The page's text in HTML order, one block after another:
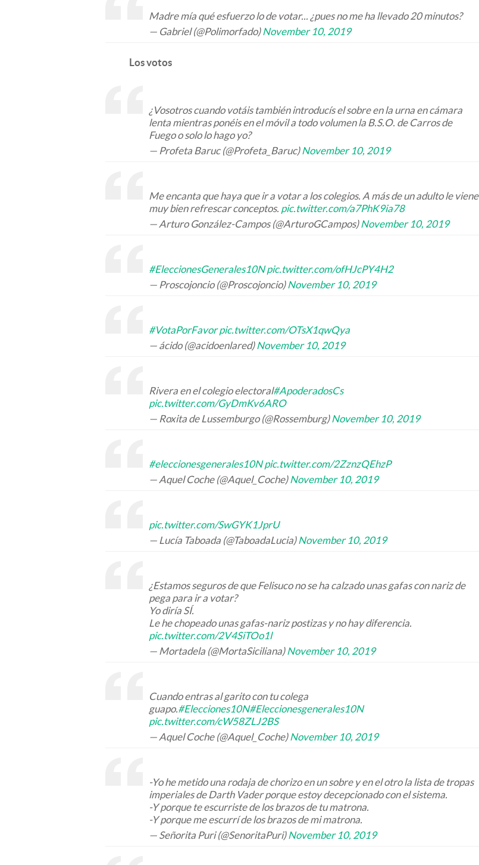
Madre mía qué esfuerzo lo de votar... ¿pues no me ha llevado 20 minutos?
— Gabriel (@Polimorfado)November 10, 2019
Los votos
¿Vosotros cuando votáis también introducís el sobre en la urna en cámara
lenta mientras ponéis en el móvil a todo volumen la B.S.O. de Carros de
Fuego o solo lo hago yo?
— Profeta Baruc (@Profeta_Baruc)November 10, 2019
Me encanta que haya que ir a votar a los colegios. A más de un adulto le viene
muy bien refrescar conceptos. pic.twitter.com/a7PhK9ia78
— Arturo González-Campos (@ArturoGCampos)November 10, 2019
#EleccionesGenerales10N pic.twitter.com/ofHJcPY4H2
— Proscojoncio (@Proscojoncio)November 10, 2019
#VotaPorFavor pic.twitter.com/OTsX1qwQya
— ácido (@acidoenlared)November 10, 2019
Rivera en el colegio electoral#ApoderadosCs
pic.twitter.com/GyDmKv6ARO
— Roxita de Lussemburgo (@Rossemburg)November 10, 2019
#eleccionesgenerales10N pic.twitter.com/2ZznzQEhzP
— Aquel Coche (@Aquel_Coche)November 10, 2019
pic.twitter.com/SwGYK1JprU
— Lucía Taboada (@TaboadaLucia)November 10, 2019
¿Estamos seguros de que Felisuco no se ha calzado unas gafas con nariz de
pega para ir a votar?
Yo diría SÍ.
Le he chopeado unas gafas-nariz postizas y no hay diferencia.
pic.twitter.com/2V4SiTOo1l
— Mortadela (@MortaSiciliana)November 10, 2019
Cuando entras al garito con tu colega
guapo.#Elecciones10N#Eleccionesgenerales10N
pic.twitter.com/cW58ZLJ2BS
— Aquel Coche (@Aquel_Coche)November 10, 2019
-Yo he metido una rodaja de chorizo en un sobre y en el otro la lista de tropas
imperiales de Darth Vader porque estoy decepcionado con el sistema.
-Y porque te escurriste de los brazos de tu matrona.
-Y porque me escurrí de los brazos de mi matrona.
— Señorita Puri (@SenoritaPuri)November 10, 2019